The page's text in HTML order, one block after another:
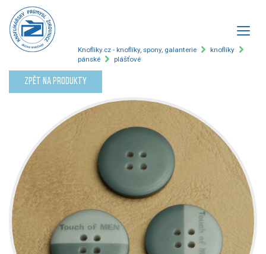
Knofliky.cz - knoflíky, spony, galanterie
knoflíky
pánské
plášťové
Zpět na produkty